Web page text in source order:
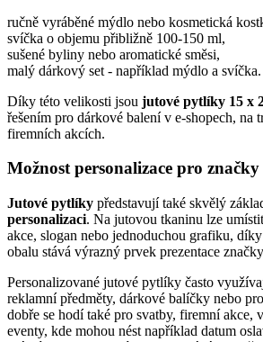
ručně vyráběné mýdlo nebo kosmetická
svíčka o objemu přibližně 100-150 ml,
sušené byliny nebo aromatické směsi,
malý dárkový set - například mýdlo a svíčka.
Díky této velikosti jsou jutové pytlíky 15 x
řešením pro dárkové balení v e-shopech, na
firemních akcích.
Možnost personalizace pro značky
Jutové pytlíky představují také skvělý
personalizaci. Na jutovou tkaninu lze
akce, slogan nebo jednoduchou grafiku,
obalu stává výrazný prvek prezentace
Personalizované jutové pytlíky často
reklamní předměty, dárkové balíčky nebo
dobře se hodí také pro svatby, firemní akce,
eventy, kde mohou nést například datum